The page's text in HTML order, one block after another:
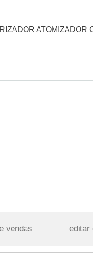
ATOMIZADOR
vendas editar